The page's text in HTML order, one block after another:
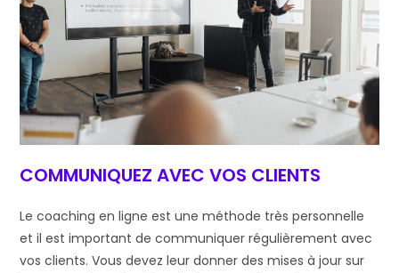
COMMUNIQUEZ AVEC VOS CLIENTS
Le coaching en ligne est une méthode très personnelle
et il est important de communiquer régulièrement avec
vos clients. Vous devez leur donner des mises à jour sur